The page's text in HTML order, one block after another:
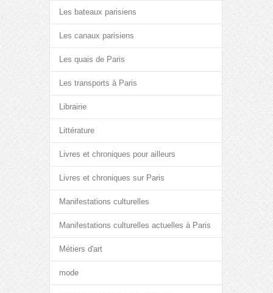
Les bateaux parisiens
Les canaux parisiens
Les quais de Paris
Les transports à Paris
Librairie
Littérature
Livres et chroniques pour ailleurs
Livres et chroniques sur Paris
Manifestations culturelles
Manifestations culturelles actuelles à Paris
Métiers d'art
mode